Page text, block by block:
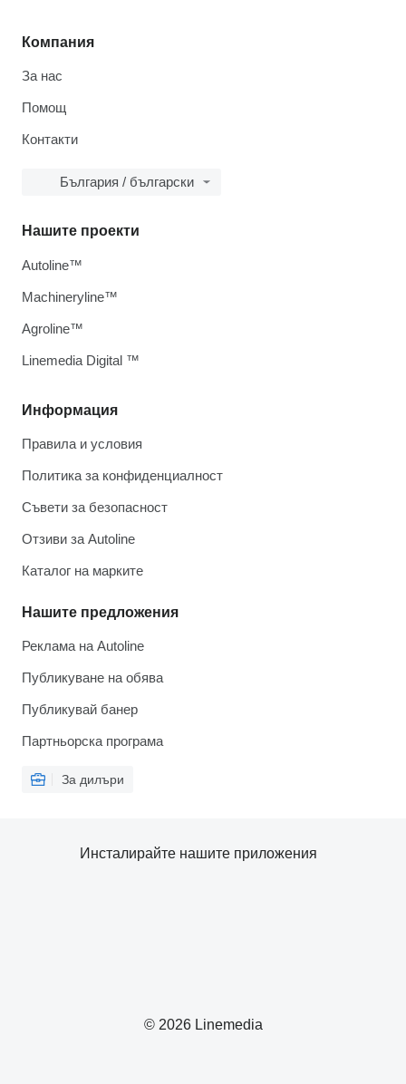
Компания
За нас
Помощ
Контакти
България / български
Информация
Правила и условия
Политика за конфиденциалност
Съвети за безопасност
Отзиви за Autoline
Каталог на марките
Нашите предложения
Реклама на Autoline
Публикуване на обява
Публикувай банер
Партньорска програма
За дилъри
Нашите проекти
Autoline™
Machineryline™
Agroline™
Linemedia Digital ™
© 2026 Linemedia
Инсталирайте нашите приложения